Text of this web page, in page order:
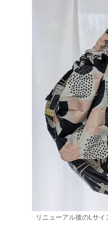
リニューアル後のLサ